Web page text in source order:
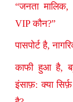
“जनता
VIP कौन?”
पासपोर्ट है,
काफी हुआ है,
इंसाफ़: क्या